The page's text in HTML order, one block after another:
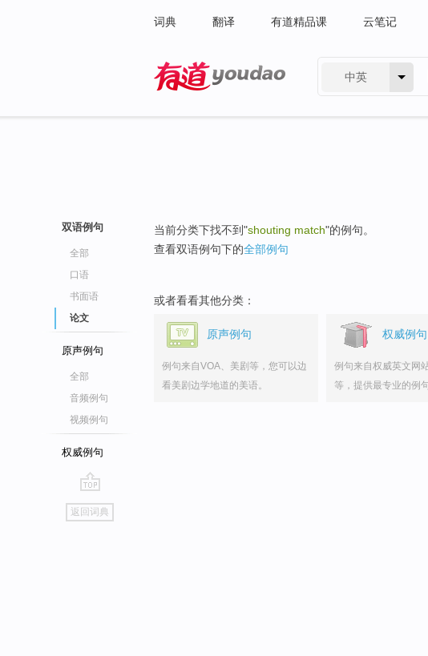
词典 翻译 有道精品课 云笔记
中英
双语例句
全部
口语
书面语
论文
原声例句
全部
音频例句
视频例句
权威例句
go
top
返回词典
当前分类下找不到"shouting match"的例句。
查看双语例句下的全部例句
或者看看其他分类：
原声例句
例句来自VOA、美剧等，您可以边
看美剧边学地道的美语。
权威例句
例句来自权威英文网
等，提供最专业的例句